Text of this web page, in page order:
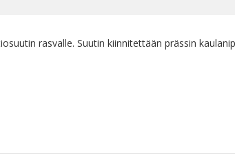
rasvalle. Suutin kiinnitettään prässin